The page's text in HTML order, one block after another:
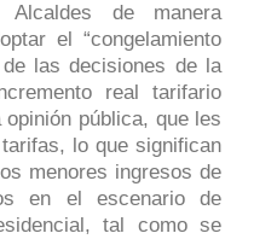
de manera
el “congelamiento
las decisiones de la
real tarifario
pública, que les
lo que significan
menores ingresos de
en el escenario de
tal como se